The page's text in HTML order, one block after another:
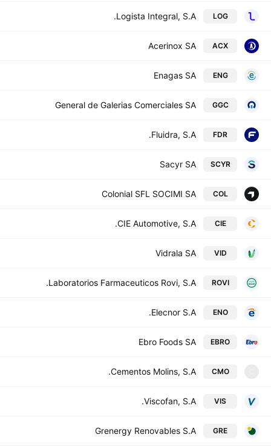
LOG
Logista Integral, S.A.
ACX
Acerinox SA
ENG
Enagas SA
GGC
General de Galerias Comerciales SA
FDR
Fluidra, S.A.
SCYR
Sacyr SA
COL
Colonial SFL SOCIMI SA
CIE
CIE Automotive, S.A.
VID
Vidrala SA
ROVI
Laboratorios Farmaceuticos Rovi, S.A.
ENO
Elecnor S.A.
EBRO
Ebro Foods SA
CMO
Cementos Molins, S.A.
VIS
Viscofan, S.A.
GRE
Grenergy Renovables S.A